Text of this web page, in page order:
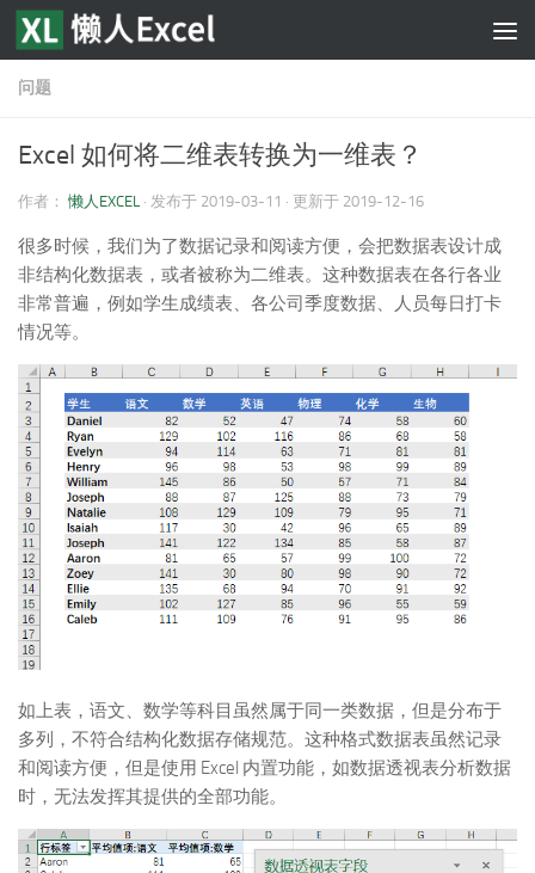
跳至内容
问题
Excel 如何将二维表转换为一维表？
作者： 懒人EXCEL · 发布于 2019-03-11 · 更新于 2019-12-16
很多时候，我们为了数据记录和阅读方便，会把数据表设计成
非结构化数据表，或者被称为二维表。这种数据表在各行各业
非常普遍，例如学生成绩表、各公司季度数据、人员每日打卡
情况等。
如上表，语文、数学等科目虽然属于同一类数据，但是分布于
多列，不符合结构化数据存储规范。这种格式数据表虽然记录
和阅读方便，但是使用 Excel 内置功能，如数据透视表分析数据
时，无法发挥其提供的全部功能。